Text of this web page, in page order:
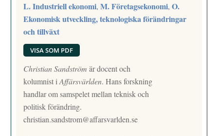
L. Industriell ekonomi,M. Företagsekonomi,O.
Ekonomisk utveckling, teknologiska förändringar
och tillväxt
VISA SOM PDF
Christian Sandström är docent och
kolumnist iAffärsvärlden. Hans forskning
handlar om samspelet mellan teknisk och
politisk förändring.
christian.sandstrom@affarsvarlden.se